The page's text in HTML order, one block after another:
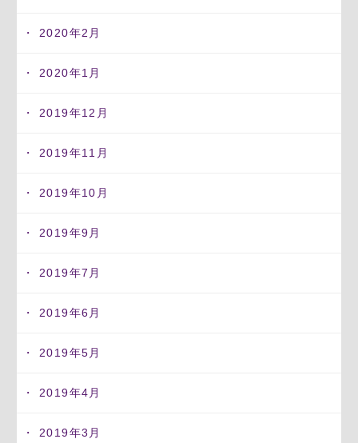
2020年2月
2020年1月
2019年12月
2019年11月
2019年10月
2019年9月
2019年7月
2019年6月
2019年5月
2019年4月
2019年3月